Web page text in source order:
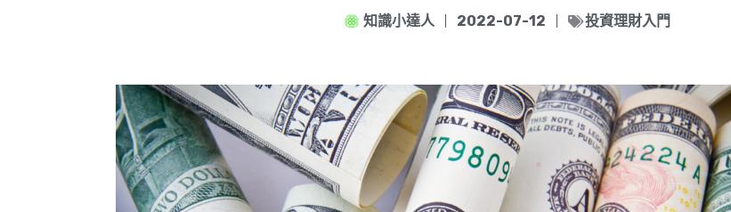
知識小達人 2022-07-12 投資理財入門